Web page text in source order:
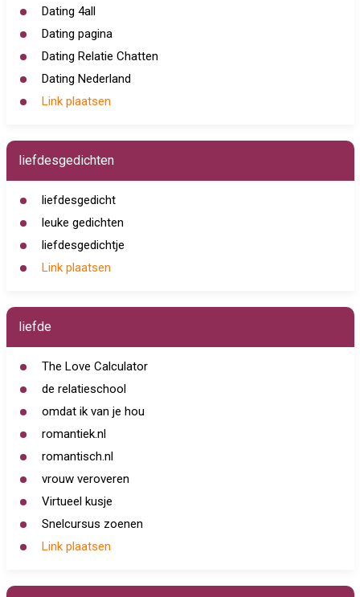
Dating 4all
Dating pagina
Dating Relatie Chatten
Dating Nederland
Link plaatsen
liefdesgedichten
liefdesgedicht
leuke gedichten
liefdesgedichtje
Link plaatsen
liefde
The Love Calculator
de relatieschool
omdat ik van je hou
romantiek.nl
romantisch.nl
vrouw veroveren
Virtueel kusje
Snelcursus zoenen
Link plaatsen